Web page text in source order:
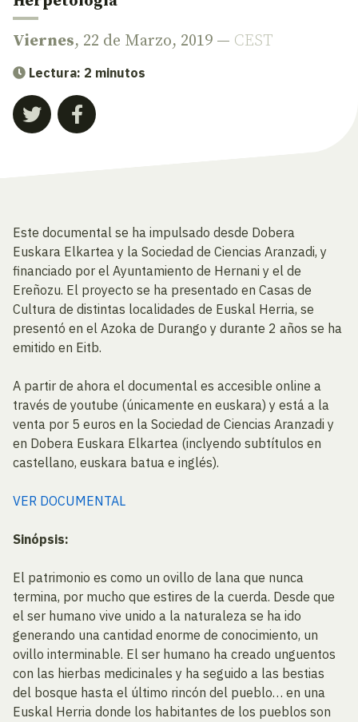
Viernes, 22 de Marzo, 2019 — CEST
Lectura: 2 minutos
Este documental se ha impulsado desde Dobera
Euskara Elkartea y la Sociedad de Ciencias Aranzadi, y
financiado por el Ayuntamiento de Hernani y el de
Ereñozu. El proyecto se ha presentado en Casas de
Cultura de distintas localidades de Euskal Herria, se
presentó en el Azoka de Durango y durante 2 años se ha
emitido en Eitb.
A partir de ahora el documental es accesible online a
través de youtube (únicamente en euskara) y está a la
venta por 5 euros en la Sociedad de Ciencias Aranzadi y
en Dobera Euskara Elkartea (inclyendo subtítulos en
castellano, euskara batua e inglés).
VER DOCUMENTAL
Sinópsis:
El patrimonio es como un ovillo de lana que nunca
termina, por mucho que estires de la cuerda. Desde que
el ser humano vive unido a la naturaleza se ha ido
generando una cantidad enorme de conocimiento, un
ovillo interminable. El ser humano ha creado unguentos
con las hierbas medicinales y ha seguido a las bestias
del bosque hasta el último rincón del pueblo… en una
Euskal Herria donde los habitantes de los pueblos son